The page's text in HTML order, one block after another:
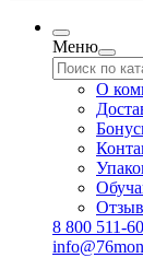
Меню
О
8 800 511-